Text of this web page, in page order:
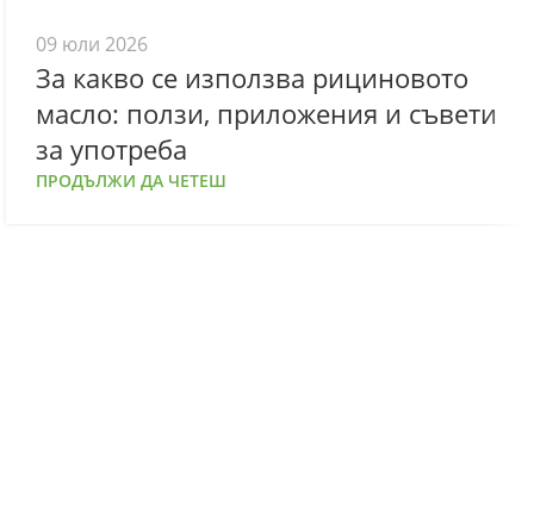
09 юли 2026
За какво се използва рициновото
масло: ползи, приложения и съвети
за употреба
ПРОДЪЛЖИ ДА ЧЕТЕШ